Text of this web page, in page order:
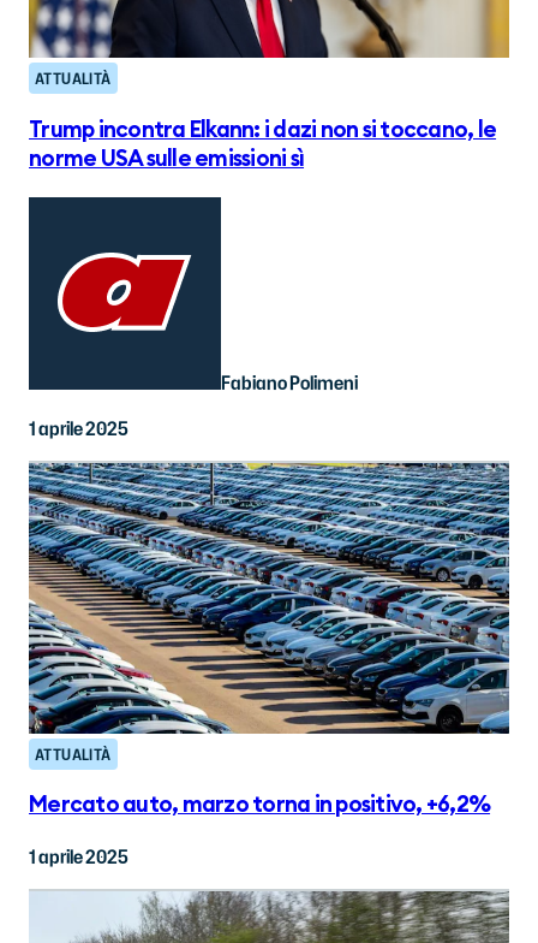
ATTUALITÀ
Trump incontra Elkann: i dazi non si toccano, le
norme USA sulle emissioni sì
Fabiano Polimeni
1 aprile 2025
ATTUALITÀ
Mercato auto, marzo torna in positivo, +6,2%
1 aprile 2025